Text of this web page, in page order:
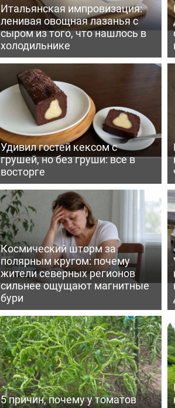
Итальянская импровизация:
ленивая овощная лазанья с
сыром из того, что нашлось в
холодильнике
Удивил гостей кексом с
грушей, но без груши: все в
восторге
Космический шторм за
полярным кругом: почему
жители северных регионов
сильнее ощущают магнитные
бури
5 причин, почему у томатов